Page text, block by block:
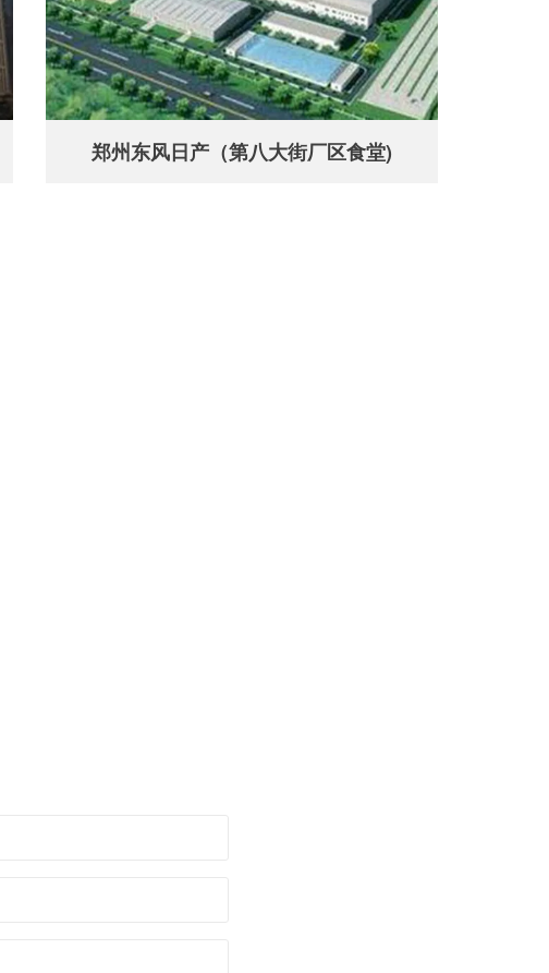
郑州东风日产（第八大街厂区食堂)